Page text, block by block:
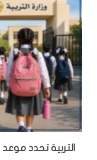
التربية تحدد موعد